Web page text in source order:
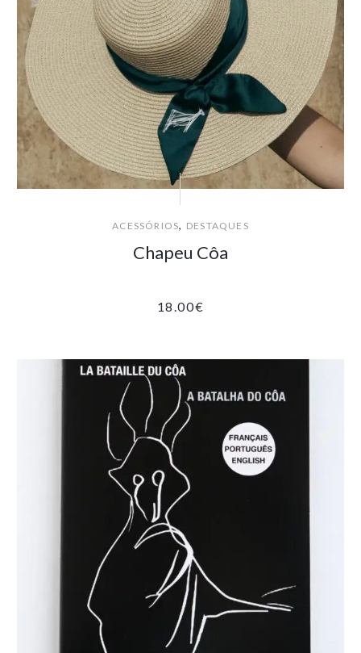
ACESSÓRIOS, DESTAQUES
Chapeu Côa
18.00€